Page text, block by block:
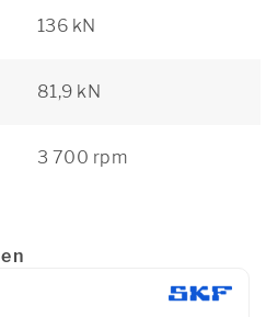
136 kN
81,9 kN
3 700 rpm